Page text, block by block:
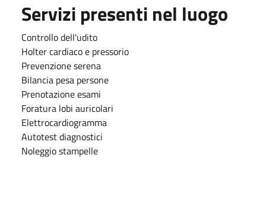
Servizi presenti nel luogo
Controllo dell'udito
Holter cardiaco e pressorio
Prevenzione serena
Bilancia pesa persone
Prenotazione esami
Foratura lobi auricolari
Elettrocardiogramma
Autotest diagnostici
Noleggio stampelle